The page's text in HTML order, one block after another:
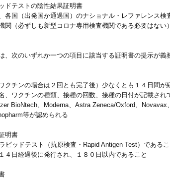
ドテストの陰性結果証明書
各国（出発国か通過国）のナショナル・レファレンス
関（必ずしも新型コロナ専用検査機関である必要はない
、次のいずれか一つの項目に該当する証明書の提示が義
クチンの場合は２回とも完了後）少なくとも１４日間
、ワクチンの種類、接種の回数、接種の日付が記載され
BioNtech、Moderna、Astra Zeneca/Oxford、
等が認められる
明書
ピッドテスト（抗原検査・Rapid Antigen Test）であるこ
４日経過後に発行され、１８０日以内であること